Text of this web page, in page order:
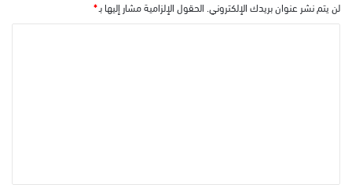
لن يتم نشر عنوان بريدك الإلكتروني. الحقول الإلزامية مشار إليها بـ*